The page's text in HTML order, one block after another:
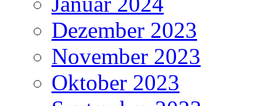
Dezember 2023
November 2023
Oktober 2023